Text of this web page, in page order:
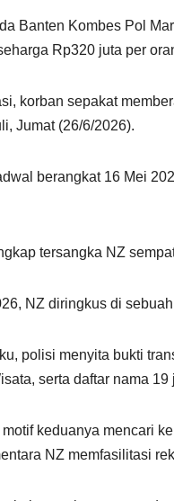
Banten Kombes Pol
Rp320 juta per
korban sepakat
Jumat (26/6/2026).
berangkat 16 Mei
tersangka NZ
NZ diringkus di
polisi menyita bukti
serta daftar nama 19
keduanya mencari
NZ memfasilitasi